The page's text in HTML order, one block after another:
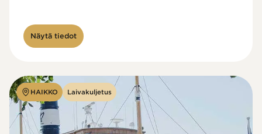
Näytä tiedot
HAIKKO Laivakuljetus